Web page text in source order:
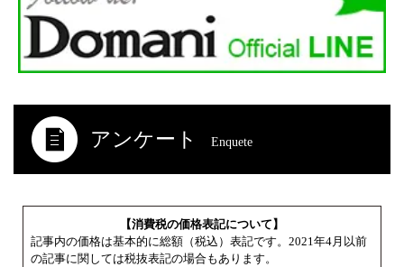
アンケート Enquete
【消費税の価格表記について】
記事内の価格は基本的に総額（税込）表記です。2021年4月以前
の記事に関しては税抜表記の場合もあります。